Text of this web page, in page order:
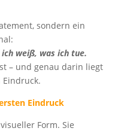
sondern ein
weiß, was ich tue.
– und genau darin liegt
Eindruck
Form. Sie